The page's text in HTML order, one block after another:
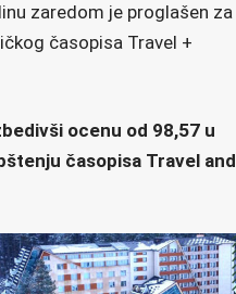
zaredom je proglašen za
časopisa Travel +
ocenu od 98,57 u
časopisa Travel and